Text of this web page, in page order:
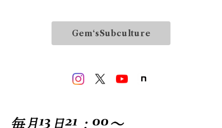
Gem‘sSubculture